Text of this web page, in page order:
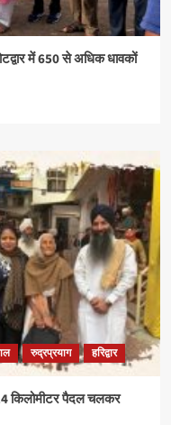
में 650 से अधिक धावकों
रुद्रप्रयाग हरिद्वार
किलोमीटर पैदल चलकर